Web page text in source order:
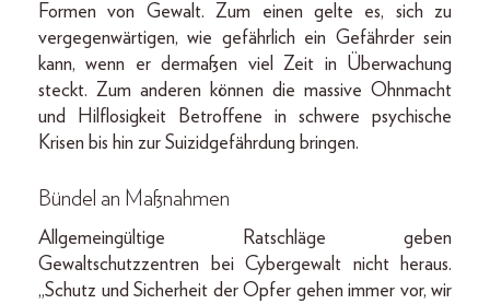
Formen von Gewalt. Zum einen gelte es, sich zu
vergegenwärtigen, wie gefährlich ein Gefährder sein
kann, wenn er dermaßen viel Zeit in Überwachung
steckt. Zum anderen können die massive Ohnmacht
und Hilflosigkeit Betroffene in schwere psychische
Krisen bis hin zur Suizidgefährdung bringen.
Bündel an Maßnahmen
Allgemeingültige Ratschläge geben
Gewaltschutzzentren bei Cybergewalt nicht heraus.
„Schutz und Sicherheit der Opfer gehen immer vor, wir